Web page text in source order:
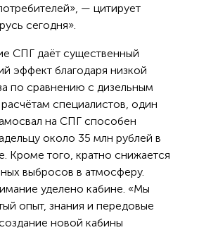
— цитирует
сегодня».
СПГ даёт существенный
эффект благодаря низкой
по сравнению с дизельным
специалистов, один
на СПГ способен
около 35 млн рублей в
Кроме того, кратно снижается
выбросов в атмосферу.
уделено кабине. «Мы
опыт, знания и передовые
новой кабины